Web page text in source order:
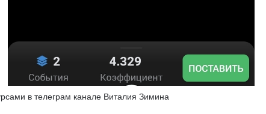
в телеграм канале Виталия Зимина